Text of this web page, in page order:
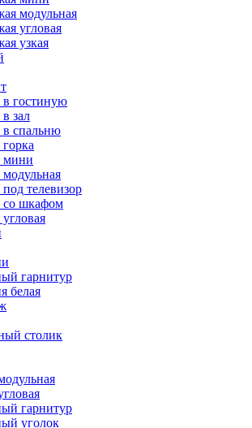
модульная
угловая
узкая
в гостиную
зал
в спальню
мини
телевизор
со шкафом
гарнитур
белая
столик
гарнитур
уголок